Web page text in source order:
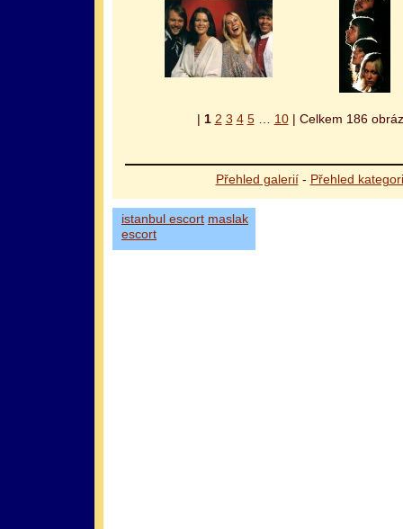
1 2 3 4 5… 10| Celkem 186
Přehled galerií- Přehled
istanbul escort maslak
escort